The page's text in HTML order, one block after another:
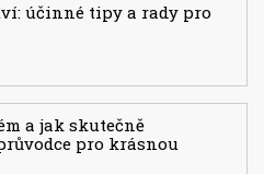
účinné tipy a rady pro
a jak skutečně
pro krásnou